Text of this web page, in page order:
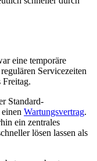
eine temporäre
Servicezeiten
Freitag.
Standard-
Wartungsvertrag.
ein zentrales
lösen lassen als